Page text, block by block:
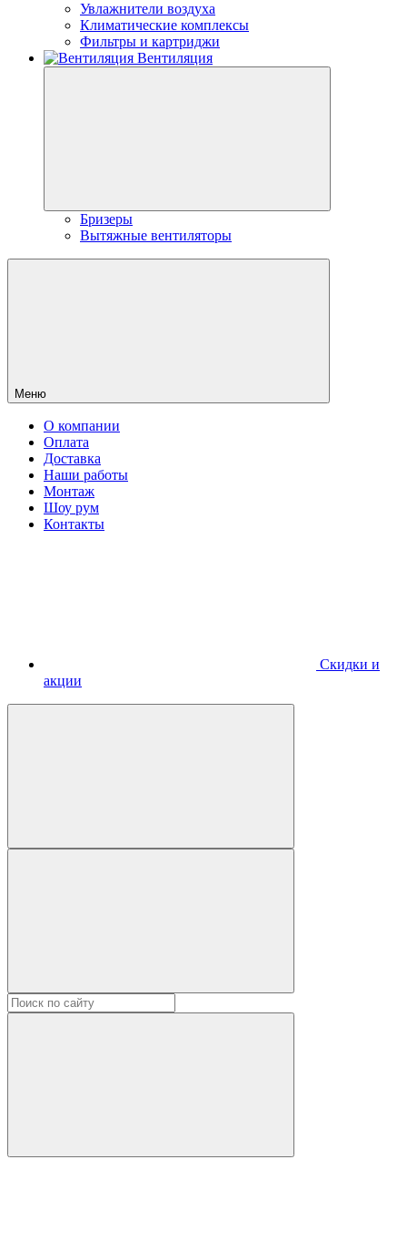
Увлажнители воздуха
Климатические комплексы
Фильтры и картриджи
Вентиляция
Бризеры
Вытяжные вентиляторы
Меню
О компании
Оплата
Доставка
Наши работы
Монтаж
Шоу рум
Контакты
Скидки и
акции